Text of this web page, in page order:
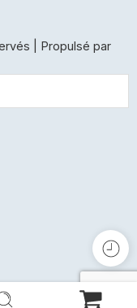
| Propulsé par